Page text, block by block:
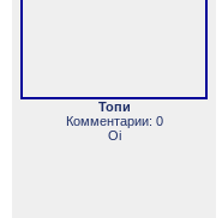
Топи
Комментарии: 0
Oi